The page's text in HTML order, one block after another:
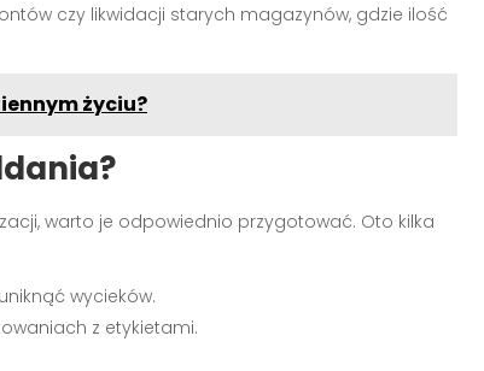
czy likwidacji starych magazynów, gdzie ilość
życiu?
warto je odpowiednio przygotować. Oto kilka
wycieków.
z etykietami.